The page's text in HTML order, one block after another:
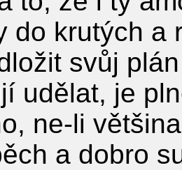
do krutých a
svůj
udělat, je
ne-li
a dobro